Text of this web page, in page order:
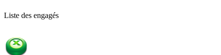
Liste des engagés